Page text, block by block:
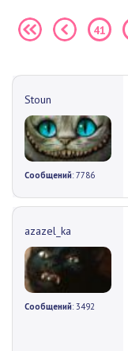
41
Stoun
Сообщений: 7786
azazel_ka
Сообщений: 3492